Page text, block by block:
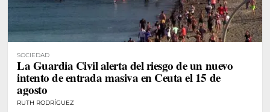
SOCIEDAD
La Guardia Civil alerta del riesgo de un nuevo
intento de entrada masiva en Ceuta el 15 de
agosto
RUTH RODRÍGUEZ